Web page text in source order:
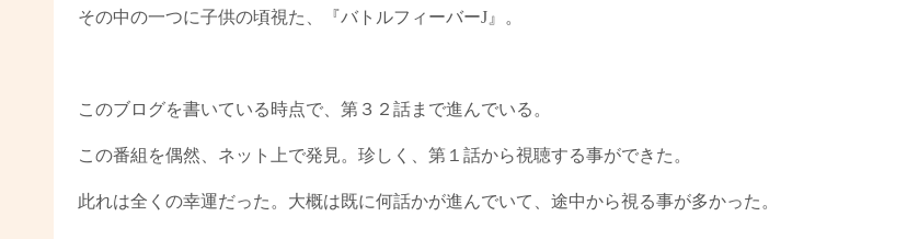
その中の一つに子供の頃視た、『バトルフィーバーJ』。
このブログを書いている時点で、第３２話まで進んでいる。
この番組を偶然、ネット上で発見。珍しく、第１話から視聴する事ができた。
此れは全くの幸運だった。大概は既に何話かが進んでいて、途中から視る事が多かった。